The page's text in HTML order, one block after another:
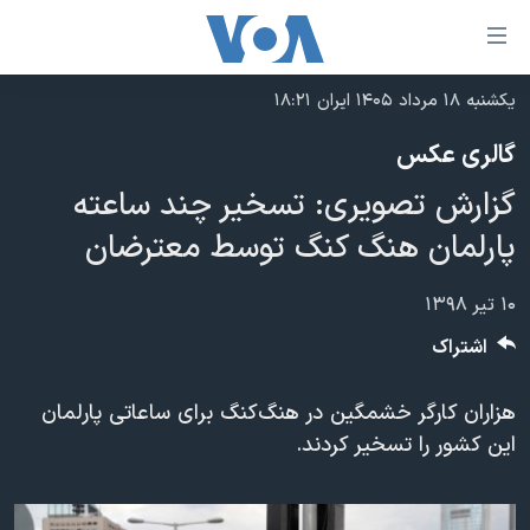
لینکهای
قابل
دسترسی
جهش
محتوای
اصلی
جهش
به
صفحه
جهش
به
جستجو
نسخه سبک وب‌سایت
موضوع ها
ایران
آمریکا
جهان
گزیده‌ها
ویدیوها
برنامه های تلویزیونی
جدول برنامه ها
صفحه‌های ویژه
عملیات خشم حماسی
بایگانی برنامه‌های تلویزیونی
پخش رادیویی
یکشنبه ۱۸ مرداد ۱۴۰۵ ایران ۱۸:۲۱
گالری عکس
گزارش تصویری: تسخیر چند ساعته
پارلمان هنگ کنگ توسط معترضان
۱۰ تیر ۱۳۹۸
هزاران کارگر خشمگین در هنگ‌کنگ برای ساعاتی پارلمان
این کشور را تسخیر کردند.
اشتراک